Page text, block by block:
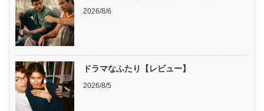
2026/8/6
ドラマなふたり【レビュー】
2026/8/5